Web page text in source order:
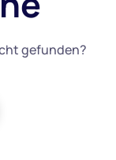
gefunden?